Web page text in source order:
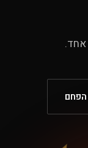
אחד.
הפחם